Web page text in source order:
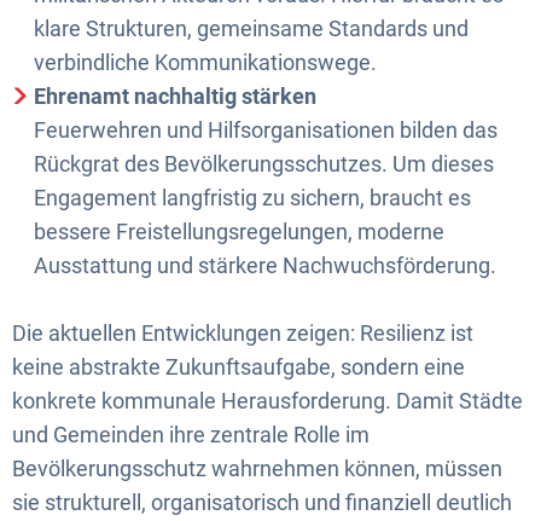
klare Strukturen, gemeinsame Standards und
verbindliche Kommunikationswege.
Ehrenamt nachhaltig stärken
Feuerwehren und Hilfsorganisationen bilden das
Rückgrat des Bevölkerungsschutzes. Um dieses
Engagement langfristig zu sichern, braucht es
bessere Freistellungsregelungen, moderne
Ausstattung und stärkere Nachwuchsförderung.
Die aktuellen Entwicklungen zeigen: Resilienz ist
keine abstrakte Zukunftsaufgabe, sondern eine
konkrete kommunale Herausforderung. Damit Städte
und Gemeinden ihre zentrale Rolle im
Bevölkerungsschutz wahrnehmen können, müssen
sie strukturell, organisatorisch und finanziell deutlich